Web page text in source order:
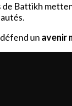
Battikh
un avenir